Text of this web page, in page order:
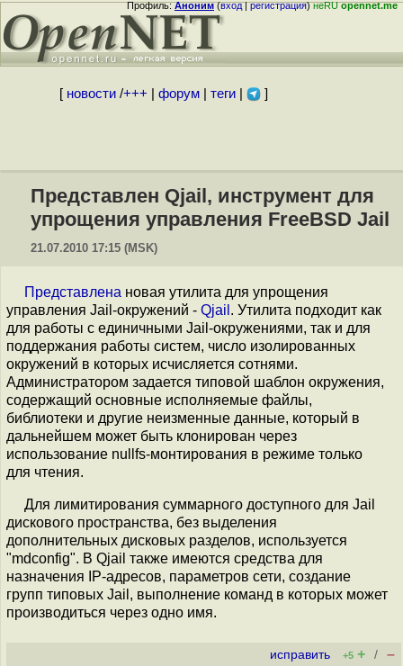
Профиль:Аноним(вход|регистрация)неRUopennet.me
[ новости/+++ форум| теги| ]
Представлен Qjail, инструмент для
упрощения управления FreeBSD Jail
21.07.2010 17:15 (MSK)
Представлена новая утилита для упрощения
управления Jail-окружений - Qjail . Утилита подходит как
для работы с единичными Jail-окружениями, так и для
поддержания работы систем, число изолированных
окружений в которых исчисляется сотнями.
Администратором задается типовой шаблон окружения,
содержащий основные исполняемые файлы,
библиотеки и другие неизменные данные, который в
дальнейшем может быть клонирован через
использование nullfs-монтирования в режиме только
для чтения.
Для лимитирования суммарного доступного для Jail
дискового пространства, без выделения
дополнительных дисковых разделов, используется
"mdconfig". В Qjail также имеются средства для
назначения IP-адресов, параметров сети, создание
групп типовых Jail, выполнение команд в которых может
производиться через одно имя.
исправить +5 + / –